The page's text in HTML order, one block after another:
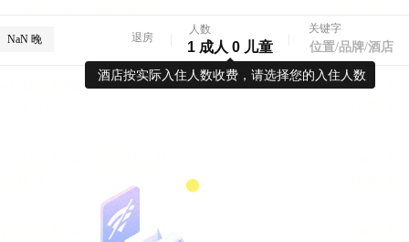
NaN 晚 退房
酒店按实际入住人数收费，请选择您的入住人数
人数
1 成人 0 儿童
关键字